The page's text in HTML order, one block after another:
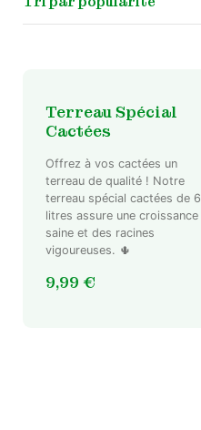
Terreau Spécial
Cactées
Offrez à vos cactées un
terreau de qualité ! Notre
terreau spécial cactées de 6
litres assure une croissance
saine et des racines
vigoureuses. 🌵
9,99 €